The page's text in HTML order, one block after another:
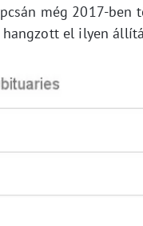
még 2017-ben
el ilyen